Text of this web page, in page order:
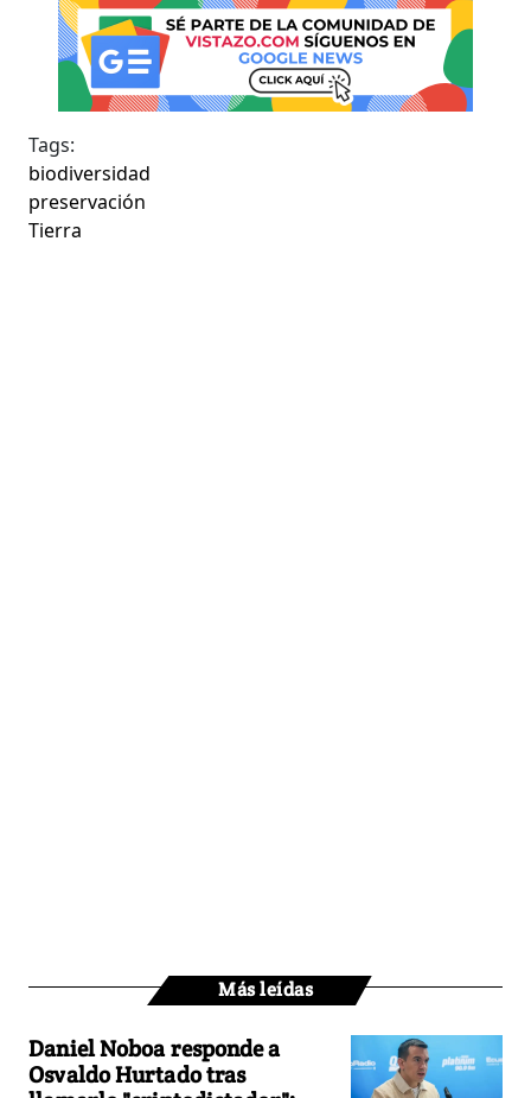
Tags:
biodiversidad
preservación
Tierra
Más leídas
Daniel Noboa responde a
Osvaldo Hurtado tras